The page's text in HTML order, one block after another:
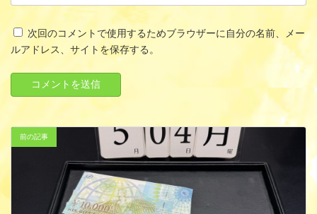
次回のコメントで使用するためブラウザーに自分の名前、メー
ルアドレス、サイトを保存する。
前の記事